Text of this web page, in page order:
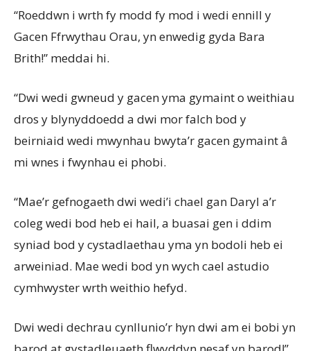
“Roeddwn i wrth fy modd fy mod i wedi ennill y
Gacen Ffrwythau Orau, yn enwedig gyda Bara
Brith!” meddai hi.
“Dwi wedi gwneud y gacen yma gymaint o weithiau
dros y blynyddoedd a dwi mor falch bod y
beirniaid wedi mwynhau bwyta’r gacen gymaint â
mi wnes i fwynhau ei phobi.
“Mae’r gefnogaeth dwi wedi’i chael gan Daryl a’r
coleg wedi bod heb ei hail, a buasai gen i ddim
syniad bod y cystadlaethau yma yn bodoli heb ei
arweiniad. Mae wedi bod yn wych cael astudio
cymhwyster wrth weithio hefyd.
Dwi wedi dechrau cynllunio’r hyn dwi am ei bobi yn